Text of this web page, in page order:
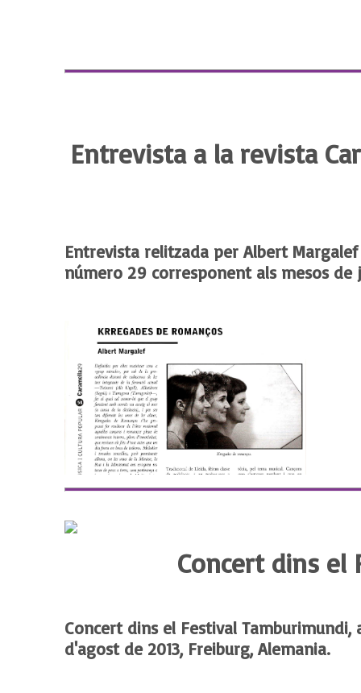
Entrevista a la revista
Entrevista relitzada per Albert
número 29 corresponent als mesos de
Concert dins el
Concert dins el Festival
d'agost de 2013, Freiburg, Alemania.